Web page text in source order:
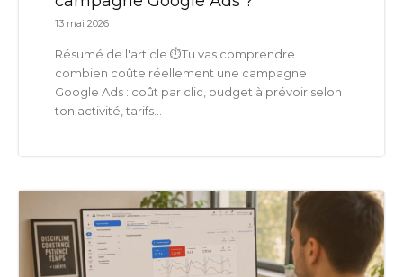
13 mai 2026
Résumé de l'article ⏱️Tu vas comprendre
combien coûte réellement une campagne
Google Ads : coût par clic, budget à prévoir selon
ton activité, tarifs...